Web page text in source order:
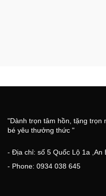
"Dành trọn tâm hồn, tặng trọn
bé yêu thưởng thức "
- Địa chỉ: số 5 Quốc Lộ 1a ,An
- Phone: 0934 038 645